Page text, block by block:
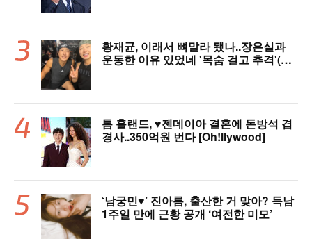
황재균, 이래서 뼈말라 됐나..장은실과
운동한 이유 있었네 '목숨 걸고 추격'(술
톰 홀랜드, ♥︎젠데이아 결혼에 돈방석 겹
경사..350억원 번다 [Oh!llywood]
‘남궁민♥’ 진아름, 출산한 거 맞아? 득남
1주일 만에 근황 공개 ‘여전한 미모’